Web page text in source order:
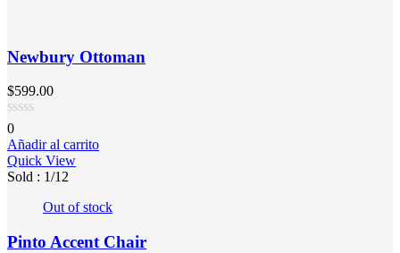
Newbury Ottoman
$599.00
0
Añadir al carrito
Quick View
Sold : 1/12
Out of stock
Pinto Accent Chair